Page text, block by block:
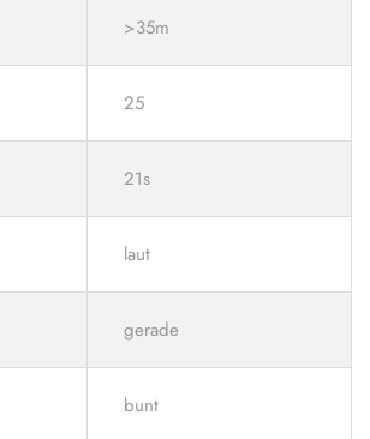
>35m
25
21s
laut
gerade
bunt